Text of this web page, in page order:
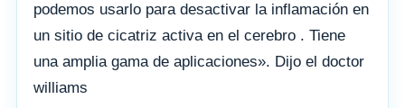
podemos usarlo para desactivar la inflamación en
un sitio de cicatriz activa en el cerebro . Tiene
una amplia gama de aplicaciones». Dijo el doctor
williams